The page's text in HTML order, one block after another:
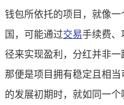
钱包所依托的项目，就像一
国，可能通过交易手续费、
径来实现盈利，分红并非一
那便是项目拥有稳定且相
的发展初期时，就如同一个